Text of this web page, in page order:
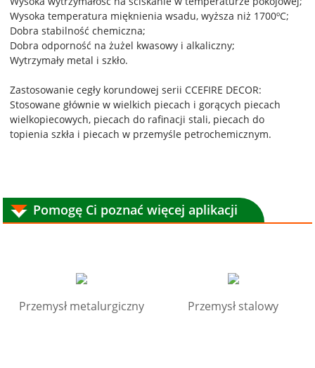
Wysoka temperatura mięknienia wsadu, wyższa niż 1700ºC;
Dobra stabilność chemiczna;
Dobra odporność na żużel kwasowy i alkaliczny;
Wytrzymały metal i szkło.
Zastosowanie cegły korundowej serii CCEFIRE DECOR:
Stosowane głównie w wielkich piecach i gorących piecach
wielkopiecowych, piecach do rafinacji stali, piecach do
topienia szkła i piecach w przemyśle petrochemicznym.
Pomogę Ci poznać więcej aplikacji
Przemysł metalurgiczny Przemysł stalowy